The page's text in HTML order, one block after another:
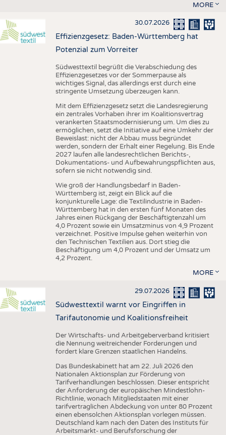
MORE
30.07.2026
Effizienzgesetz: Baden-Württemberg hat
Potenzial zum Vorreiter
Südwesttextil begrüßt die Verabschiedung des
Effizienzgesetzes vor der Sommerpause als
wichtiges Signal, das allerdings erst durch eine
stringente Umsetzung überzeugen kann.
Mit dem Effizienzgesetz setzt die Landesregierung
ein zentrales Vorhaben ihrer im Koalitionsvertrag
verankerten Staatsmodernisierung um. Um dies zu
ermöglichen, setzt die Initiative auf eine Umkehr der
Beweislast: nicht der Abbau muss begründet
werden, sondern der Erhalt einer Regelung. Bis Ende
2027 laufen alle landesrechtlichen Berichts-,
Dokumentations- und Aufbewahrungspflichten aus,
sofern sie nicht notwendig sind.
Wie groß der Handlungsbedarf in Baden-
Württemberg ist, zeigt ein Blick auf die
konjunkturelle Lage: die Textilindustrie in Baden-
Württemberg hat in den ersten fünf Monaten des
Jahres einen Rückgang der Beschäftigtenzahl um
4,0 Prozent sowie ein Umsatzminus von 4,9 Prozent
verzeichnet. Positive Impulse gehen weiterhin von
den Technischen Textilien aus. Dort stieg die
Beschäftigung um 4,0 Prozent und der Umsatz um
4,2 Prozent.
MORE
29.07.2026
Südwesttextil warnt vor Eingriffen in
Tarifautonomie und Koalitionsfreiheit
Der Wirtschafts- und Arbeitgeberverband kritisiert
die Nennung weitreichender Forderungen und
fordert klare Grenzen staatlichen Handelns.
Das Bundeskabinett hat am 22. Juli 2026 den
Nationalen Aktionsplan zur Förderung von
Tarifverhandlungen beschlossen. Dieser entspricht
der Anforderung der europäischen Mindestlohn-
Richtlinie, wonach Mitgliedstaaten mit einer
tarifvertraglichen Abdeckung von unter 80 Prozent
einen ebensolchen Aktionsplan vorlegen müssen.
Deutschland kam nach den Daten des Instituts für
Arbeitsmarkt- und Berufsforschung der